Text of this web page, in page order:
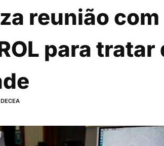
reunião com
para
DECEA